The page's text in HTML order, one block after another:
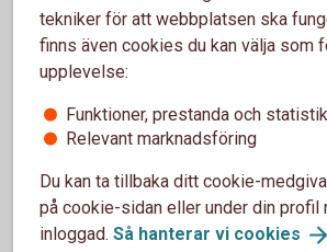
För att ansöka om företagslån
hos oss. Läs mer om hur du blir
välkommen med din ansökan.
Blikund
tekniker för att webbplatsen ska
finns även cookies du kan välja som
upplevelse:
Funktioner, prestanda och statistik
Relevant marknadsföring
Du kan ta tillbaka ditt cookie-
på cookie-sidan eller under din profil
inloggad. Så hanterar vi cookies